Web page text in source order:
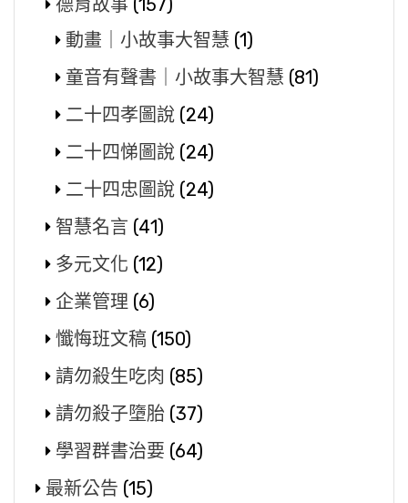
動畫｜小故事大智慧 (1)
童音有聲書｜小故事大智慧 (81)
二十四孝圖說 (24)
二十四悌圖說 (24)
二十四忠圖說 (24)
智慧名言 (41)
多元文化 (12)
企業管理 (6)
懺悔班文稿 (150)
請勿殺生吃肉 (85)
請勿殺子墮胎 (37)
學習群書治要 (64)
最新公告 (15)